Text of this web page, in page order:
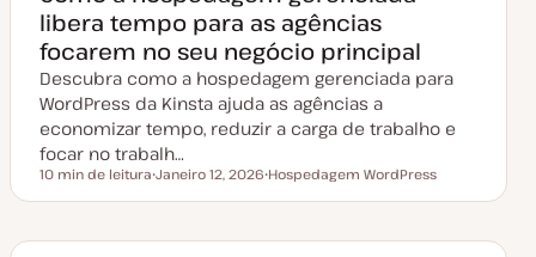
libera tempo para as agências
focarem no seu negócio principal
Descubra como a hospedagem gerenciada para
WordPress da Kinsta ajuda as agências a
economizar tempo, reduzir a carga de trabalho e
focar no trabalh…
Tempo de leitura
10 min de leitura
a
a
Janeiro 12, 2026
ó
i
Hospedagem WordPress